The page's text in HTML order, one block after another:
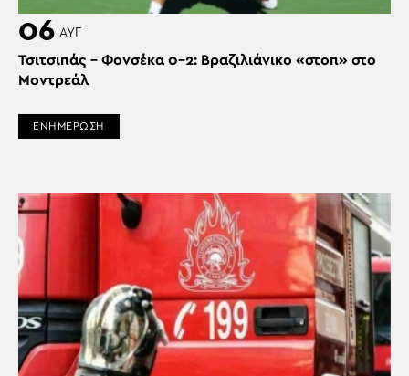
06 ΑΥΓ
Τσιτσιπάς – Φονσέκα 0-2: Βραζιλιάνικο «στοπ» στο
Μοντρεάλ
ΕΝΗΜΕΡΩΣΗ